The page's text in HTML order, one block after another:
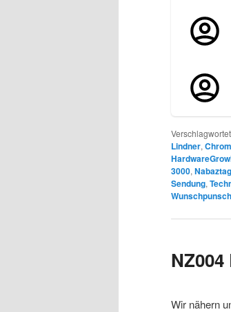
Lindner,
3000, Nabaztag
Sendung,
Wunschpunsch
Wir nähern